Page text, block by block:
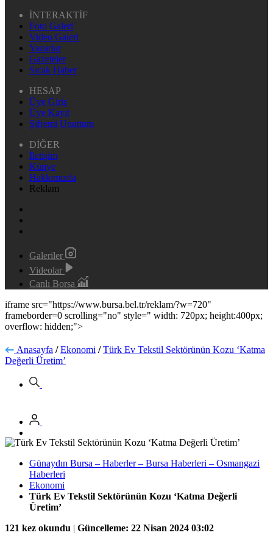
İNTERAKTİF
Foto Galeri
Video Galeri
Yazarlar
Gazeteler
Sıcak Haber
HESAP
Üye Giriş
Üye Kayıt
Şifremi Unuttum
DİĞER
İletişim
Künye
Hakkımızda
Reklam
Galeriler
Videolar
Canlı Borsa
iframe src="https://www.bursa.bel.tr/reklam/?w=720"
frameborder=0 scrolling="no" style=" width: 720px; height:400px;
overflow: hidden;">
Anasayfa / Ekonomi / Türk Ev Tekstil Sektörünün Kozu ‘Katma
Değerli Üretim’
Günaydın Bursa – Haberler – Bursa Haberleri – Osmangazi
Haberleri
Ekonomi
Türk Ev Tekstil Sektörünün Kozu ‘Katma Değerli
Üretim’
121 kez okundu | Güncelleme: 22 Nisan 2024 03:02